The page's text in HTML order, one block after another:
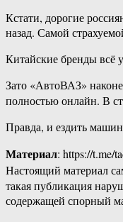
Кстати, дорогие
назад. Самой
Китайские бренды всё
Зато «АвтоВАЗ»
полностью онлайн. В
Правда, и ездить
Материал: https://t.me/
Настоящий материал
такая публикация
содержащей спорный